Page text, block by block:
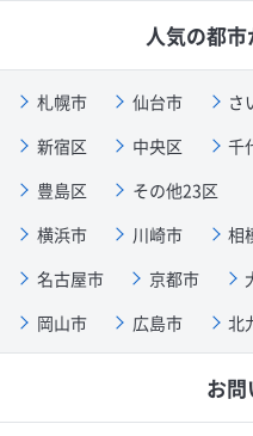
人気の都
札幌市 仙台市 さ
新宿区
中央区 千
豊島区
その他23区
横浜市
川崎市 相
名古屋市
京都市
岡山市
広島市 北
お